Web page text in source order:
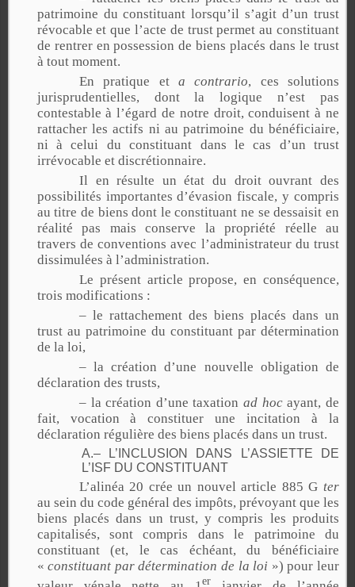
patrimoine du constituant lorsqu’il s’agit d’un trust
révocable et que l’acte de trust permet au constituant
de rentrer en possession de biens placés dans le trust
à tout moment.
En pratique et a contrario, ces solutions
jurisprudentielles, dont la logique n’est pas
contestable à l’égard de notre droit, conduisent à ne
rattacher les actifs ni au patrimoine du bénéficiaire,
ni à celui du constituant dans le cas d’un trust
irrévocable et discrétionnaire.
Il en résulte un état du droit ouvrant des
possibilités importantes d’évasion fiscale, y compris
au titre de biens dont le constituant ne se dessaisit en
réalité pas mais conserve la propriété réelle au
travers de conventions avec l’administrateur du trust
dissimulées à l’administration.
Le présent article propose, en conséquence,
trois modifications :
– le rattachement des biens placés dans un
trust au patrimoine du constituant par détermination
de la loi,
– la création d’une nouvelle obligation de
déclaration des trusts,
– la création d’une taxationad hocayant, de
fait, vocation à constituer une incitation à la
déclaration régulière des biens placés dans un trust.
A.– L’INCLUSION DANS L’ASSIETTE DE
L’ISF DU CONSTITUANT
L’alinéa 20 crée un nouvel article 885 G ter
au sein du code général des impôts, prévoyant que les
biens placés dans un trust, y compris les produits
capitalisés, sont compris dans le patrimoine du
constituant (et, le cas échéant, du bénéficiaire
«constituant par détermination de la loi ») pour leur
er